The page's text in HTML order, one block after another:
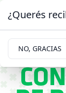
¿Querés
NO, GRACIAS